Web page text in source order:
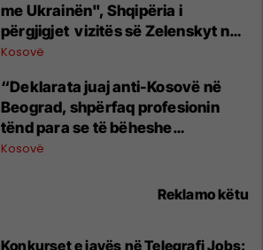
me Ukrainën", Shqipëria i
përgjigjet vizitës së Zelenskyt në
Serbi
Kosovë
“Deklarata juaj anti-Kosovë në
Beograd, shpërfaq profesionin
tënd para se të bëheshe
president”, OVL e UÇK-së i reagon
Kosovë
Reklamo këtu
Konkurset e javës në Telegrafi Jobs: